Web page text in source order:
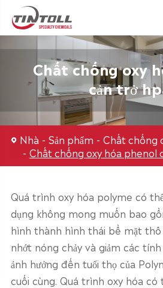
Chất chống oxy
cản trở
Nhà Sản phẩm
Chất chống
Chất chống oxy hóa phenol
Quá trình oxy hóa polyme có
dụng không mong muốn bao
hình thành hình thái bề mặt
nhớt nóng chảy và giảm các
ảnh hưởng đến tuổi thọ của
cuối cùng. Quá trình oxy hóa có